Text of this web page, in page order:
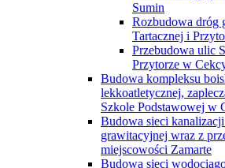
Sumin
Rozbudowa dróg
Tartacznej i
Przebudowa ulic
Przytorze w
Budowa kompleksu
lekkoatletycznej,
Szkole Podstawowej w
Budowa sieci
grawitacyjnej wraz z
miejscowości Zamarte
Budowa sieci